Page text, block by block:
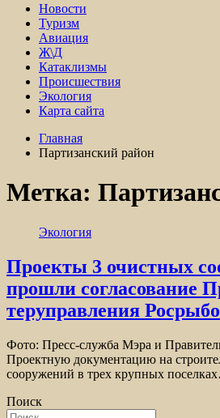
Новости
Туризм
Авиация
Ж\Д
Катаклизмы
Происшествия
Экология
Карта сайта
Главная
Партизанский район
Метка:
Экология
Проекты 3 очистных
прошли согласование
теруправления
Фото: Пресс-служба Мэра и
Проектную документацию на
сооружений в трех крупных
Поиск